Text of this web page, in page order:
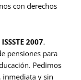
con derechos
2007.
pensiones para
Pedimos
inmediata y sin